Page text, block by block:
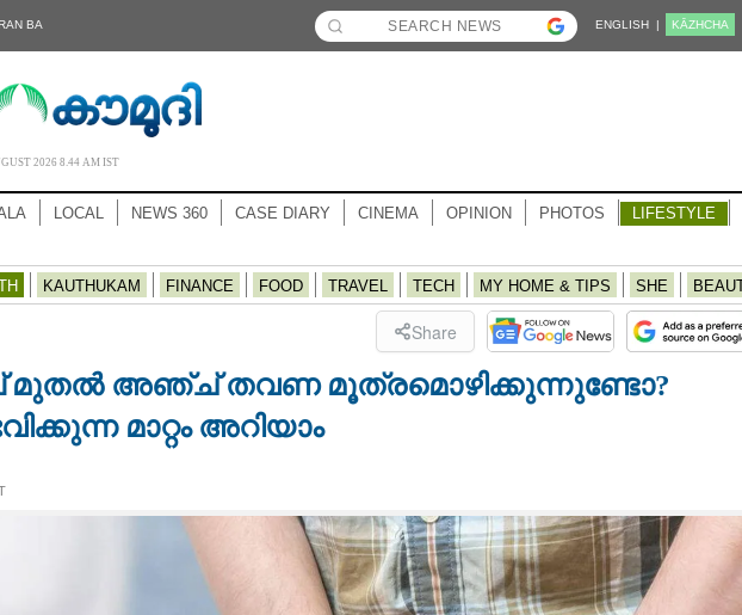
BA ENGLISH | KĀZHCHA
2026 8.44 AM IST
LOCAL NEWS 360 CASE DIARY CINEMA OPINION PHOTOS LIFESTYLE
KAUTHUKAM FINANCE FOOD TRAVEL TECH MY HOME & TIPS SHE
Share
മുതൽ അഞ്ച് തവണ മൂത്രമൊഴിക്കുന്നുണ്ടോ?
മാറ്റം അറിയാം